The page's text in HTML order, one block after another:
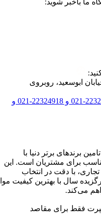
روبروی
021-22324790 و 22324791-021 و 22324918-021 و
برتر دنیا با
مشتریان است. این
با دقت در انتخاب
سال با بهترین کیفیت مواد
برای مقاصد